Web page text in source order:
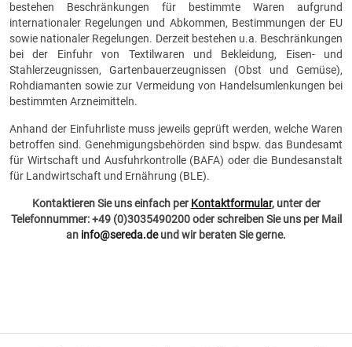
bestehen Beschränkungen für bestimmte Waren aufgrund
internationaler Regelungen und Abkommen, Bestimmungen der EU
sowie nationaler Regelungen. Derzeit bestehen u.a. Beschränkungen
bei der Einfuhr von Textilwaren und Bekleidung, Eisen- und
Stahlerzeugnissen, Gartenbauerzeugnissen (Obst und Gemüse),
Rohdiamanten sowie zur Vermeidung von Handelsumlenkungen bei
bestimmten Arzneimitteln.
Anhand der Einfuhrliste muss jeweils geprüft werden, welche Waren
betroffen sind. Genehmigungsbehörden sind bspw. das Bundesamt
für Wirtschaft und Ausfuhrkontrolle (BAFA) oder die Bundesanstalt
für Landwirtschaft und Ernährung (BLE).
Kontaktieren Sie uns einfach per Kontaktformular, unter der
Telefonnummer: +49 (0)3035490200 oder schreiben Sie uns per Mail
an info@sereda.deund wir beraten Sie gerne.